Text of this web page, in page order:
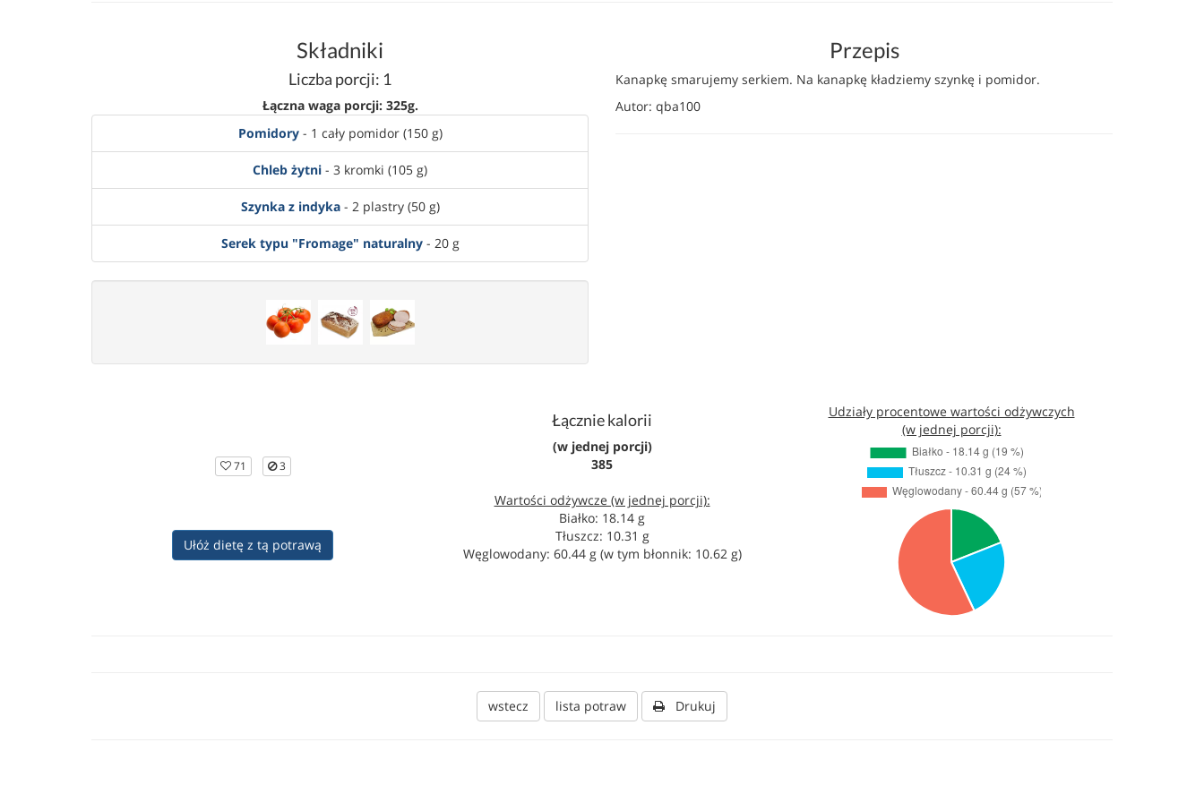
Składniki
Liczba porcji: 1
Łączna waga porcji: 325g.
Pomidory- 1 cały pomidor (150 g)
Chleb żytni - 3 kromki (105 g)
Szynka z indyka- 2 plastry (50 g)
Serek typu "Fromage" naturalny- 20 g
Przepis
Kanapkę smarujemy serkiem. Na kanapkę kładziemy szynkę i pomidor.
Autor: qba100
71 3
Ułóż dietę z tą potrawą
Łącznie kalorii
(w jednej porcji)
385
Wartości odżywcze (w jednej porcji):
Białko: 18.14 g
Tłuszcz: 10.31 g
Węglowodany: 60.44 g (w tym błonnik: 10.62 g)
Udziały procentowe wartości odżywczych
(w jednej porcji):
wstecz lista potraw Drukuj